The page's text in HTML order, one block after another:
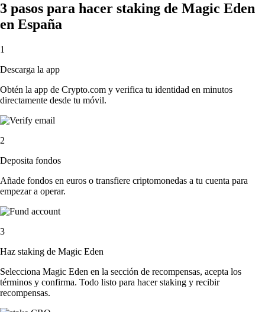
3 pasos para hacer staking de Magic Eden
en España
1
Descarga la app
Obtén la app de Crypto.com y verifica tu identidad en minutos
directamente desde tu móvil.
2
Deposita fondos
Añade fondos en euros o transfiere criptomonedas a tu cuenta para
empezar a operar.
3
Haz staking de Magic Eden
Selecciona Magic Eden en la sección de recompensas, acepta los
términos y confirma. Todo listo para hacer staking y recibir
recompensas.